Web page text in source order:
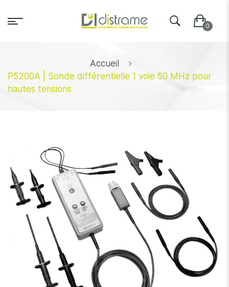
Accueil
P5200A | Sonde différentielle 1 voie 50 MHz pour
hautes tensions
the
end
of
the
images
gallery